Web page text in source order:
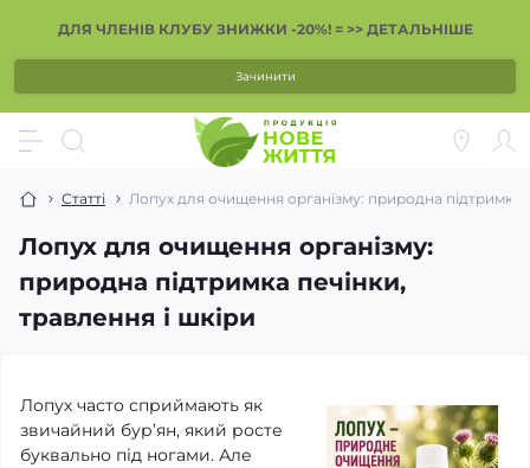
ДЛЯ ЧЛЕНІВ КЛУБУ ЗНИЖКИ -20%! = >> ДЕТАЛЬНІШЕ
Зачинити
Статті Лопух для очищення організму: природна підтримка
Лопух для очищення організму:
природна підтримка печінки,
травлення і шкіри
Лопух часто сприймають як
звичайний бур’ян, який росте
буквально під ногами. Але